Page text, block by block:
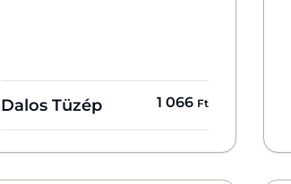
Dalos Tüzép 1 066 Ft